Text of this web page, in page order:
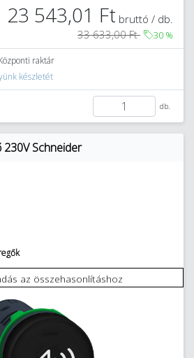
23 543,01 Ft bruttó / db.
33 633,00 Ft
30 %
raktár
készletét
db.
230V Schneider
az összehasonlításhoz